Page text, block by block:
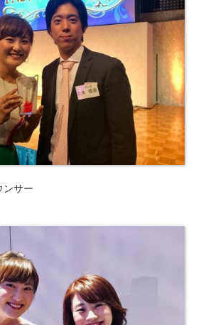
ンサー